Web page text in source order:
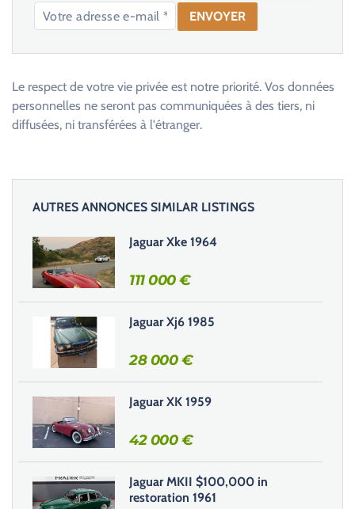
a
s
s
e
r
h
a
m
p
v
i
d
Le respect de votre vie privée est notre priorité. Vos données
personnelles ne seront pas communiquées à des tiers, ni
diffusées, ni transférées à l'étranger.
AUTRES ANNONCES SIMILAR LISTINGS
Jaguar Xke 1964
111 000€
Jaguar Xj6 1985
28 000€
Jaguar XK 1959
42 000€
Jaguar MKII $100,000 in
restoration 1961